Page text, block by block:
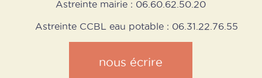
Astreinte mairie : 06.60.62.50.20
Astreinte CCBL eau potable : 06.31.22.76.55
nous écrire